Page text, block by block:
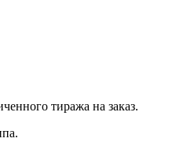
тиража на заказ.